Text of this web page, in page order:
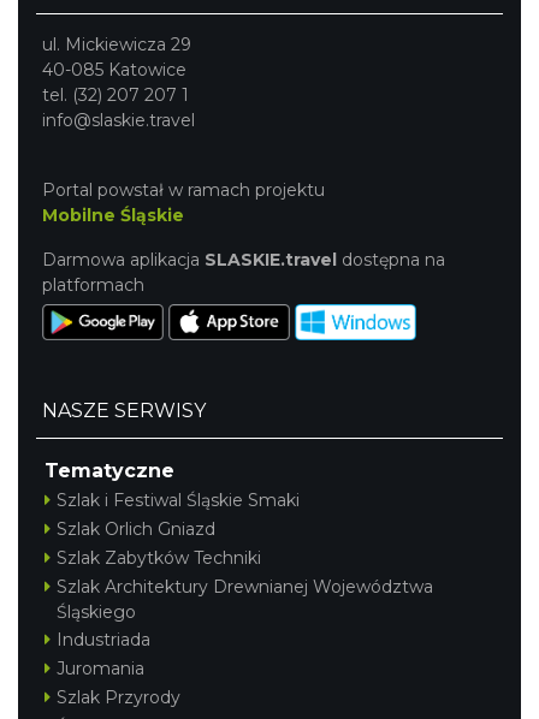
ul. Mickiewicza 29
40-085 Katowice
tel. (32) 207 207 1
info@slaskie.travel
Portal powstał w ramach projektu
Mobilne Śląskie
Darmowa aplikacja SLASKIE.travel dostępna na
platformach
NASZE SERWISY
Tematyczne
Szlak i Festiwal Śląskie Smaki
Szlak Orlich Gniazd
Szlak Zabytków Techniki
Szlak Architektury Drewnianej Województwa
Śląskiego
Industriada
Juromania
Szlak Przyrody